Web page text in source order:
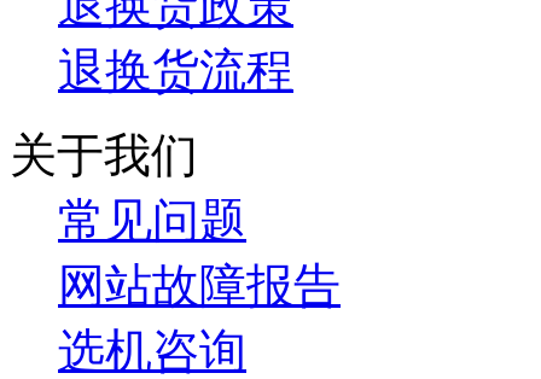
退换货流程
关于我们
常见问题
网站故障报告
选机咨询